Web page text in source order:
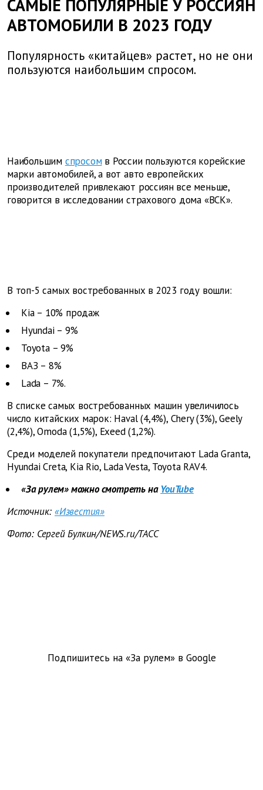
САМЫЕ ПОПУЛЯРНЫЕ У РОССИЯН
АВТОМОБИЛИ В 2023 ГОДУ
Популярность «китайцев» растет, но не они
пользуются наибольшим спросом.
Наибольшим спросомв России пользуются корейские
марки автомобилей, а вот авто европейских
производителей привлекают россиян все меньше,
говорится в исследовании страхового дома «ВСК».
В топ-5 самых востребованных в 2023 году вошли:
Kia – 10% продаж
Hyundai – 9%
Toyota – 9%
ВАЗ – 8%
Lada – 7%.
В списке самых востребованных машин увеличилось
число китайских марок: Haval (4,4%), Chery (3%), Geely
(2,4%), Omoda (1,5%), Exeed (1,2%).
Среди моделей покупатели предпочитают Lada Granta,
Hyundai Creta, Kia Rio, Lada Vesta, Toyota RAV4.
«За рулем» можно смотреть на YouTube
Источник: «Известия»
Фото: Сергей Булкин/NEWS.ru/TACC
Подпишитесь на «За рулем» в Google